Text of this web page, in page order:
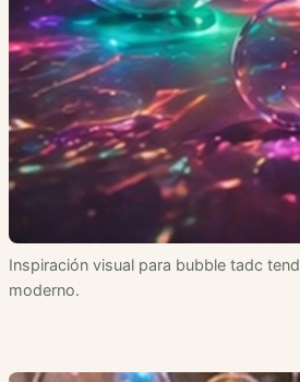
Inspiración visual para bubble tadc
moderno.